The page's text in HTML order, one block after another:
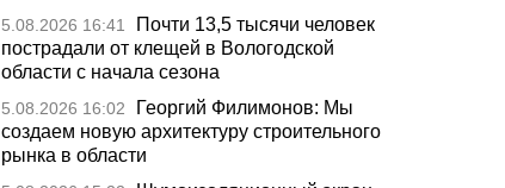
5.08.2026 16:41
Почти 13,5 тысячи человек
пострадали от клещей в Вологодской
области с начала сезона
5.08.2026 16:02
Георгий Филимонов: Мы
создаем новую архитектуру строительного
рынка в области